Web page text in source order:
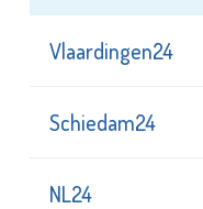
Vlaardingen24
Schiedam24
NL24